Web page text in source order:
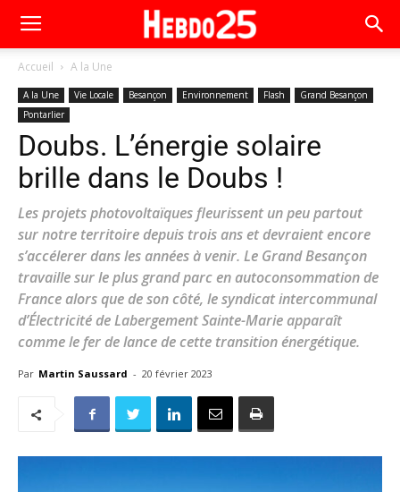
Accueil A la Une
A la Une Vie Locale Besançon Environnement Flash
Grand Besançon
Pontarlier
Doubs. L’énergie solaire
brille dans le Doubs !
Les projets photovoltaïques fleurissent un peu partout
sur notre territoire depuis trois ans et devraient encore
s’accélerer dans les années à venir. Le Grand Besançon
travaille sur le plus grand parc en autoconsommation de
France alors que de son côté, le syndicat intercommunal
d’Électricité de Labergement Sainte-Marie apparaît
comme le fer de lance de cette transition énergétique.
Par Martin Saussard - 20 février 2023